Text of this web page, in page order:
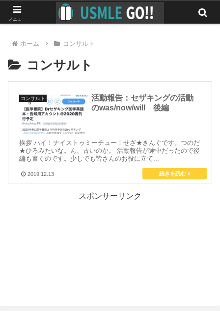
みんなで作る最強のUSMLEマニュアル
ホーム コンサルト
コンサルト
コンサルト
活動報告：セザキングの活動
のwas/now/will 後編
挨拶 ハイ！ナイストゥミーチュー！せざ★きんぐです。つのだ
★ひろみたいな。ん、古いのか。 活動報告が途中だったので後
編も書くのです。少しでも皆さんのお役に立て...
2019.12.13
スポンサーリンク
メニュー